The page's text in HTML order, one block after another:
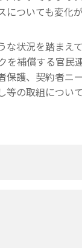
ついても変化
な状況を踏まえ
を補償する官民
保護、契約者ニ
の取組につい